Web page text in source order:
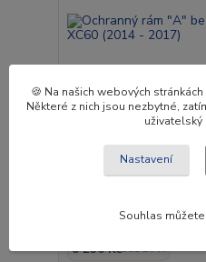
Ochranný rám "A" bez
9 990 Kč
8 256 Kčbez DPH
🍪 Na našich webových
Některé z nich jsou nezbytné,
uživatelský
Nastavení
Souhlas